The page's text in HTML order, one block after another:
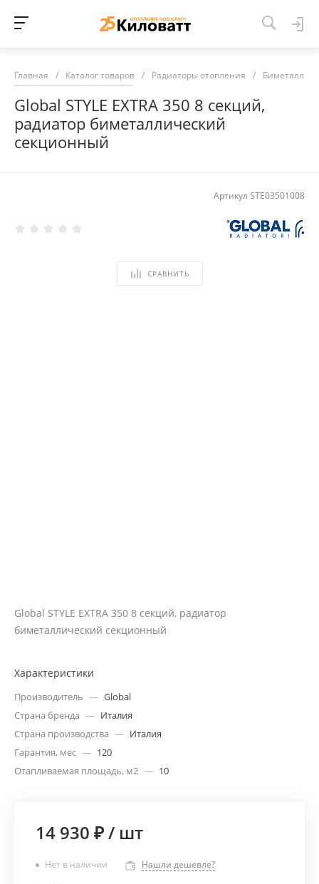
Главная / Каталог товаров / Радиаторы отопления /
Global STYLE EXTRA 350 8 секций,
радиатор биметаллический
секционный
Артикул STE03501008
СРАВНИТЬ
Global STYLE EXTRA 350 8 секций, радиатор
биметаллический секционный
Характеристики
Производитель — Global
Страна бренда — Италия
Страна производства — Италия
Гарантия, мес — 120
Отапливаемая площадь, м2 — 10
14 930 ₽/ шт
Нет в наличии Нашли дешевле?